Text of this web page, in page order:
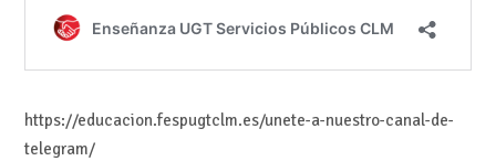
https://educacion.fespugtclm.es/unete-a-nuestro-canal-de-
telegram/